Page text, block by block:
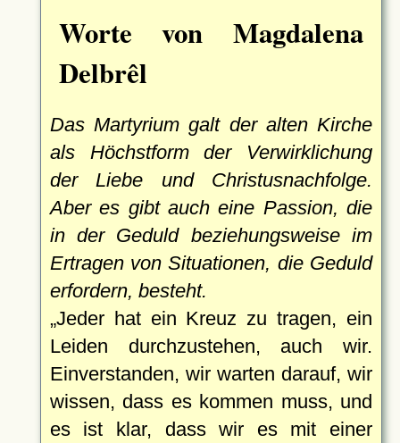
Worte von Magdalena
Delbrêl
Das Martyrium galt der alten Kirche
als Höchstform der Verwirklichung
der Liebe und Christusnachfolge.
Aber es gibt auch eine Passion, die
in der Geduld beziehungsweise im
Ertragen von Situationen, die Geduld
erfordern, besteht.
Jeder hat ein Kreuz zu tragen, ein
Leiden durchzustehen, auch wir.
Einverstanden, wir warten darauf, wir
wissen, dass es kommen muss, und
es ist klar, dass wir es mit einer